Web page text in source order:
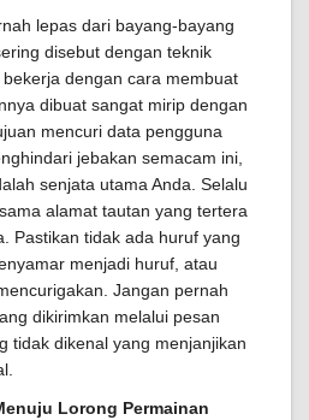
lepas dari bayang-bayang
disebut dengan teknik
dengan cara membuat
dibuat sangat mirip dengan
mencuri data pengguna
jebakan semacam ini,
senjata utama Anda. Selalu
alamat tautan yang tertera
Pastikan tidak ada huruf yang
menjadi huruf, atau
Jangan pernah
dikirimkan melalui pesan
tidak dikenal yang menjanjikan
Lorong Permainan